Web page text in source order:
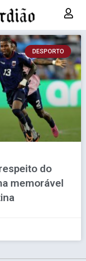
DESPORTO
do
memorável